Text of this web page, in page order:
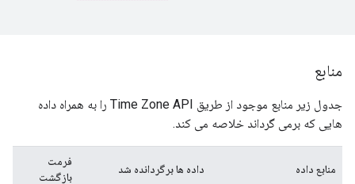
منابع
جدول زیر منابع موجود از طریق Time Zone API را به همراه داده
هایی که برمی گرداند خلاصه می کند.
منابع داده داده ها برگردانده شد
فرمت
بازگشت